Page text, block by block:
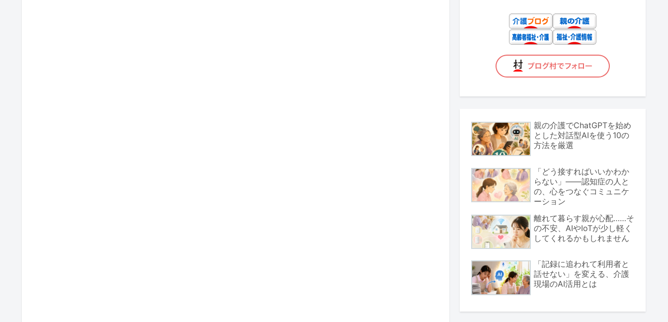
親の介護でChatGPTを始め
とした対話型AIを使う10の
方法を厳選
「どう接すればいいかわか
らない」――認知症の人と
の、心をつなぐコミュニケ
ーション
離れて暮らす親が心配……そ
の不安、AIやIoTが少し軽く
してくれるかもしれません
「記録に追われて利用者と
話せない」を変える、介護
現場のAI活用とは